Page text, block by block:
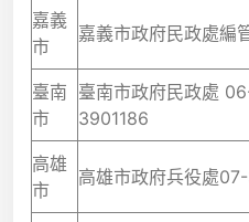
嘉義
市
嘉義市政府民政處
臺南
市
臺南市政府民政處
3901186
高雄
市
高雄市政府兵役處